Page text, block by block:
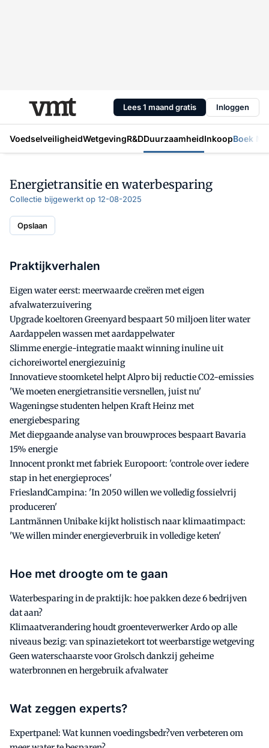
Lees 1 maand gratis Inloggen
VoedselveiligheidWetgevingR&DDuurzaamheidInkoopBoek
Energietransitie en waterbesparing
Collectie bijgewerkt op 12-08-2025
Opslaan
Praktijkverhalen
Eigen water eerst: meerwaarde creëren met eigen
afvalwaterzuivering
Upgrade koeltoren Greenyard bespaart 50 miljoen liter water
Aardappelen wassen met aardappelwater
Slimme energie-integratie maakt winning inuline uit
cichoreiwortel energiezuinig
Innovatieve stoomketel helpt Alpro bij reductie CO2-emissies
'We moeten energietransitie versnellen, juist nu'
Wageningse studenten helpen Kraft Heinz met
energiebesparing
Met diepgaande analyse van brouwproces bespaart Bavaria
15% energie
Innocent pronkt met fabriek Europoort: 'controle over iedere
stap in het energieproces'
FrieslandCampina: 'In 2050 willen we volledig fossielvrij
produceren'
Lantmännen Unibake kijkt holistisch naar klimaatimpact:
'We willen minder energieverbruik in volledige keten'
Hoe met droogte om te gaan
Waterbesparing in de praktijk: hoe pakken deze 6 bedrijven
dat aan?
Klimaatverandering houdt groenteverwerker Ardo op alle
niveaus bezig: van spinazietekort tot weerbarstige wetgeving
Geen waterschaarste voor Grolsch dankzij geheime
waterbronnen en hergebruik afvalwater
Wat zeggen experts?
Expertpanel: Wat kunnen voedingsbedr?ven verbeteren om